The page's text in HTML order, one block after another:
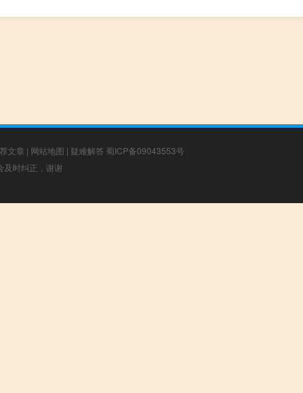
文章 | 网站地图 | 疑难解答 蜀ICP备09043553号
及时纠正，谢谢